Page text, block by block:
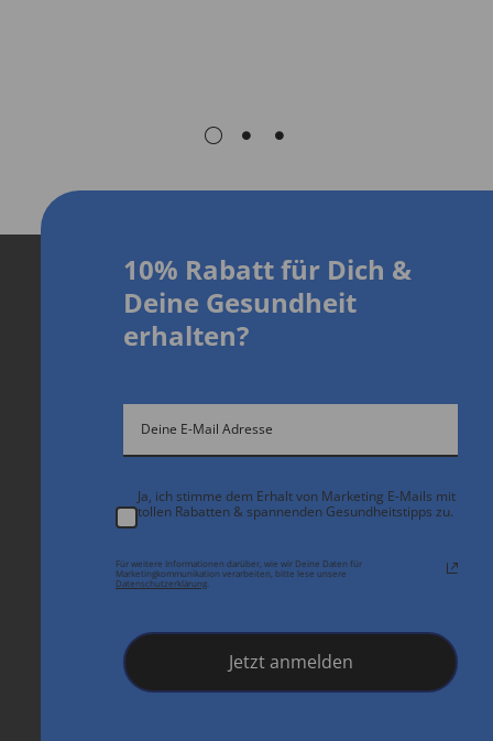
10% Rabatt für Dich &
Deine Gesundheit
erhalten?
Ja, ich stimme dem Erhalt von Marketing E-Mails mit
tollen Rabatten & spannenden Gesundheitstipps zu.
Für weitere Informationen darüber, wie wir Deine Daten für
Marketingkommunikation verarbeiten, bitte lese unsere
Datenschutzerklärung
Jetzt anmelden